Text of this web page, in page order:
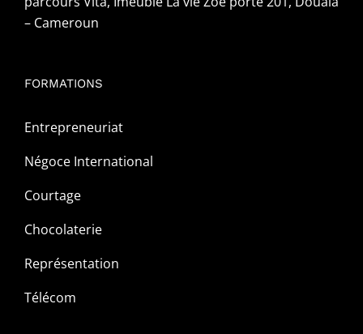
– Cameroun
FORMATIONS
Entrepreneuriat
Négoce International
Courtage
Chocolaterie
Représentation
Télécom